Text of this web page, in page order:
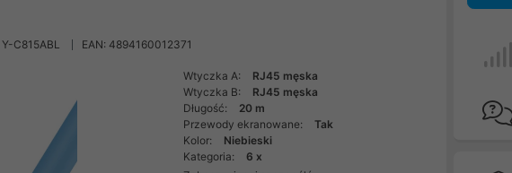
Y-C815ABL EAN: 4894160012371
Wtyczka A:
RJ45 męska
Wtyczka B:
RJ45 męska
Długość:
20 m
Przewody ekranowane:
Tak
Kolor:
Niebieski
Kategoria:
6 x